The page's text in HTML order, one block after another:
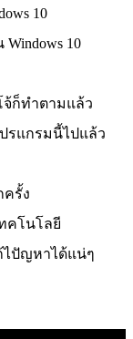
10
10
ก็ทำตามแล้ว
รแกรมนี้ไปแล้ว
รั้ง
คโนโลยี
ไปัญหาได้แน่ๆ